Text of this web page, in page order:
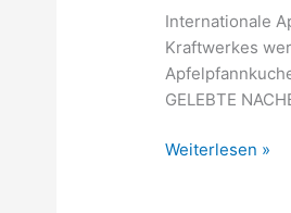
Internationale
Kraftwerkes
GELEBTE
GELEBTE
Weiterlesen »